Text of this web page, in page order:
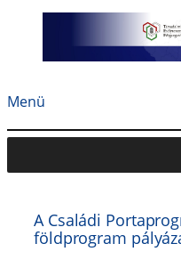
Menü
A Családi
földprogram